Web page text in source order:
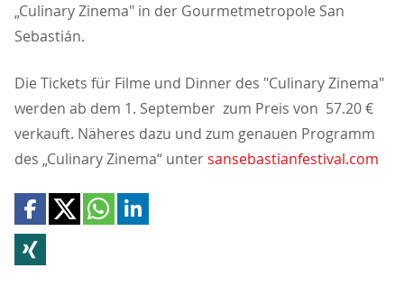
Culinary Zinema" in der Gourmetmetropole San
Sebastián.
Die Tickets für Filme und Dinner des "Culinary Zinema"
werden ab dem 1. September zum Preis von 57.20
verkauft. Näheres dazu und zum genauen Programm
des „Culinary Zinema“ untersansebastianfestival.com